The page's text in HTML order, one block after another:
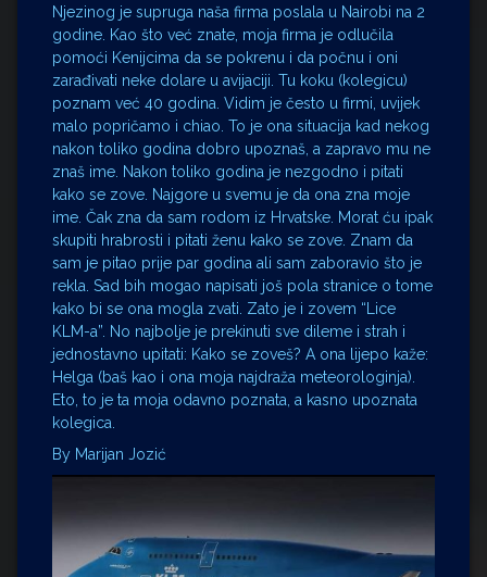
Njezinog je supruga naša firma poslala u Nairobi na 2
godine. Kao što već znate, moja firma je odlučila
pomoći Kenijcima da se pokrenu i da počnu i oni
zarađivati neke dolare u avijaciji. Tu koku (kolegicu)
poznam već 40 godina. Vidim je često u firmi, uvijek
malo popričamo i chiao. To je ona situacija kad nekog
nakon toliko godina dobro upoznaš, a zapravo mu ne
znaš ime. Nakon toliko godina je nezgodno i pitati
kako se zove. Najgore u svemu je da ona zna moje
ime. Čak zna da sam rodom iz Hrvatske. Morat ću ipak
skupiti hrabrosti i pitati ženu kako se zove. Znam da
sam je pitao prije par godina ali sam zaboravio što je
rekla. Sad bih mogao napisati još pola stranice o tome
kako bi se ona mogla zvati. Zato je i zovem “Lice
KLM-a”. No najbolje je prekinuti sve dileme i strah i
jednostavno upitati: Kako se zoveš? A ona lijepo kaže:
Helga (baš kao i ona moja najdraža meteorologinja).
Eto, to je ta moja odavno poznata, a kasno upoznata
kolegica.
By Marijan Jozić